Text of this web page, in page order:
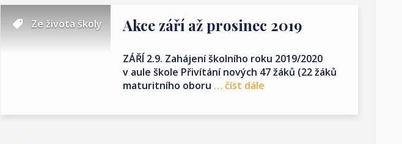
Ze života školy Akce září až prosinec 2019
ZÁŘÍ 2.9. Zahájení školního roku 2019/2020
v aule škole Přivítání nových 47 žáků (22 žáků
maturitního oboru … číst dále